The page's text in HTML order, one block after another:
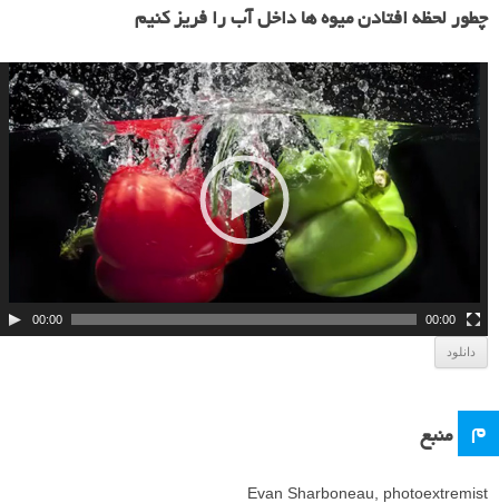
چطور لحظه افتادن میوه ها داخل آب را فریز کنیم
ی
و
00:00 00:00
دانلود
م منبع
Evan Sharboneau, photoextremist